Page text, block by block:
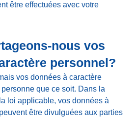
être effectuées avec votre
nous vos
personnel?
vos données à caractère
que ce soit. Dans la
loi applicable, vos données à
être divulguées aux parties